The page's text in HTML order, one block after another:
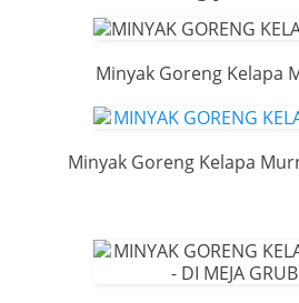
Minyak Goreng Kelapa
Minyak Goreng Kelapa